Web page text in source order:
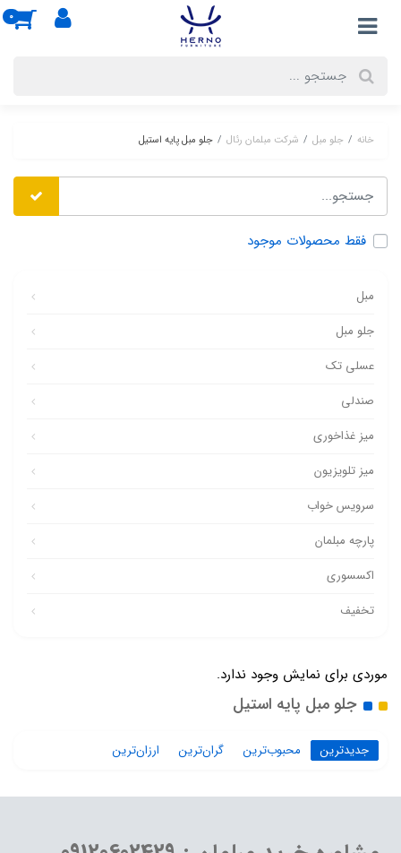
0
خانه جلو مبل شرکت مبلمان رئال جلو مبل پایه استیل
فقط محصولات موجود
مبل
جلو مبل
عسلی تک
صندلی
میز غذاخوری
میز تلویزیون
سرویس خواب
پارچه مبلمان
اکسسوری
تخفیف
موردی برای نمایش وجود ندارد.
جلو مبل پایه استیل
جدیدترین محبوب‌ترین گران‌ترین ارزان‌ترین